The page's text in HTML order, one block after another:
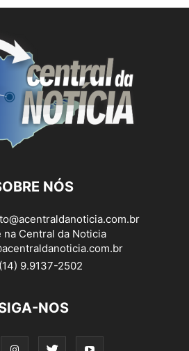
NÓS
na Central da Noticia
(14) 9.9137-2502
NOS